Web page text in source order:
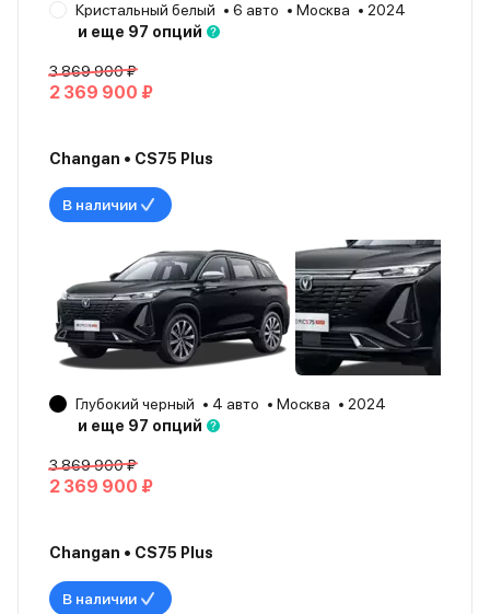
Кристальный белый 6 авто Москва
2024
и еще 97 опций
3 869 900 ₽
2 369 900 ₽
Changan • CS75 Plus
В наличии
Глубокий черный 4 авто Москва
2024
и еще 97 опций
3 869 900 ₽
2 369 900 ₽
Changan • CS75 Plus
В наличии